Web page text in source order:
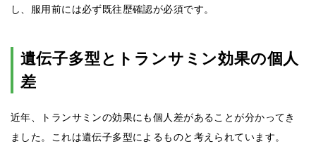
し、服用前には必ず既往歴確認が必須です。
遺伝子多型とトランサミン効果の個人
差
近年、トランサミンの効果にも個人差があることが分かってき
ました。これは遺伝子多型によるものと考えられています。